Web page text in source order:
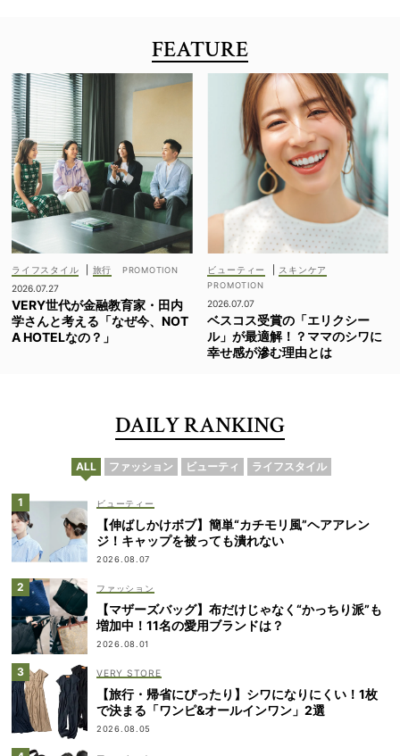
FEATURE
ライフスタイル
旅行
2026.07.27
VERY世代が金融教育家・田内
学さんと考える「なぜ今、NOT
A HOTELなの？」
ビューティー スキンケア
2026.07.07
ベスコス受賞の「エリクシー
ル」が最適解！？ママのシワに
幸せ感が滲む理由とは
DAILY RANKING
ALL ファッション ビューティ ライフスタイル
ビューティー
【伸ばしかけボブ】簡単“カチモリ風”ヘアアレン
ジ！キャップを被っても潰れない
2026.08.07
ファッション
【マザーズバッグ】布だけじゃなく“かっちり派”も
増加中！11名の愛用ブランドは？
2026.08.01
VERY STORE
【旅行・帰省にぴったり】シワになりにくい！1枚
で決まる「ワンピ&オールインワン」2選
2026.08.05